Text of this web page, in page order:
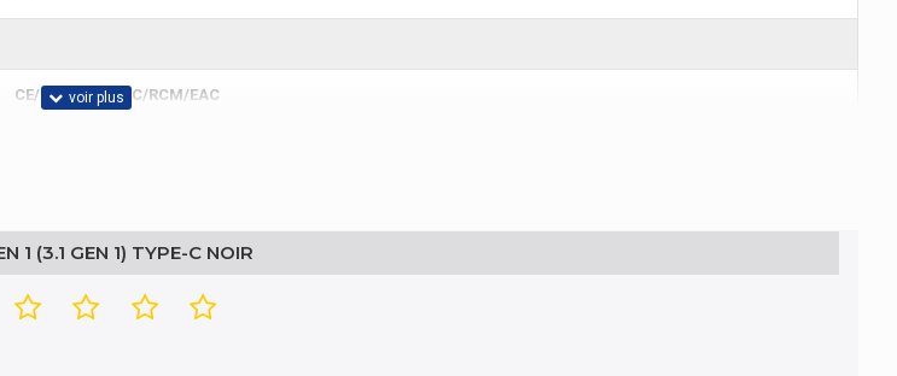
CE/FCC/BSMI/KC/RCM/EAC
84719000
1 (3.1 GEN 1) TYPE-C NOIR